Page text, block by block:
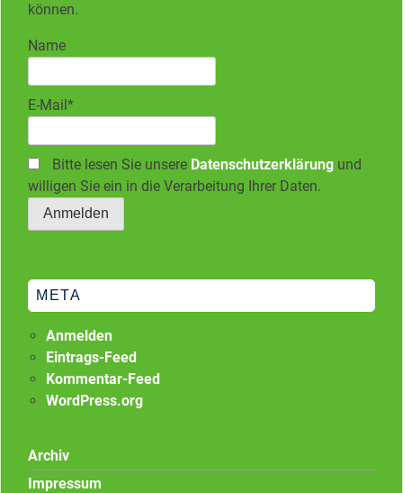
können.
Name
E-Mail*
Bitte lesen Sie unsere Datenschutzerklärung und
willigen Sie ein in die Verarbeitung Ihrer Daten.
META
Anmelden
Eintrags-Feed
Kommentar-Feed
WordPress.org
Archiv
Impressum